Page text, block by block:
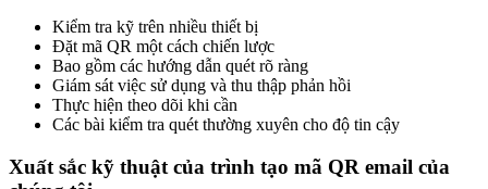
Kiểm tra kỹ trên nhiều thiết bị
Đặt mã QR một cách chiến lược
Bao gồm các hướng dẫn quét rõ ràng
Giám sát việc sử dụng và thu thập phản hồi
Thực hiện theo dõi khi cần
Các bài kiểm tra quét thường xuyên cho độ tin cậy
Xuất sắc kỹ thuật của trình tạo mã QR email của